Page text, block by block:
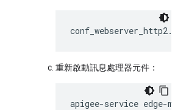
重新啟動訊息處理器元件：
apigee-service edge-